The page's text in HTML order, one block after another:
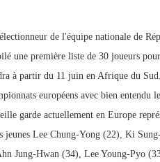
de l'équipe nationale de
une première liste de 30 joueurs
à partir du 11 juin en Afrique du
européens avec bien entendu
garde actuellement en Europe
jeunes Lee Chung-Yong (22), Ki
Jung-Hwan (34), Lee Young-Pyo